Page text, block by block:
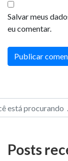
Salvar meus
eu comentar.
Posts